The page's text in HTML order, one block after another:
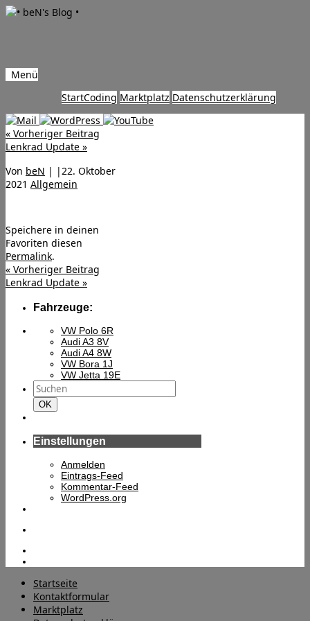
Menü
springen
StartCoding Marktplatz Datenschutzerklärung
« Vorheriger Beitrag
Lenkrad Update »
Von beN | |22. Oktober
2021 Allgemein
Speichere in deinen
Favoriten diesen
Permalink.
« Vorheriger Beitrag
Lenkrad Update »
Fahrzeuge:
VW Polo 6R
Audi A3 8V
Audi A4 8W
VW Bora 1J
VW Jetta 19E
Suchen
nach:
Suchen
OK
Einstellungen
Anmelden
Eintrags-Feed
Kommentar-Feed
WordPress.org
Startseite
Kontaktformular
Marktplatz